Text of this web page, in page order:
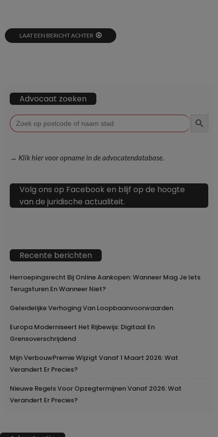
LAAT EEN BERICHT ACHTER
Advocaat zoeken
Zoek
naar:
→ Klik hier voor opname in de advocatendatabase.
Volg ons op Facebook en blijf op de hoogte
van de juridische actualiteit.
Recente berichten
Herroepingsrecht Bij Online Aankopen: Wanneer Mag Je Iets
Terugsturen En Wanneer Niet?
Geleidelijke Verhoging Van Loopbaanvoorwaarden
Europa Moderniseert Het Rijbewijs: Digitaal En
Grensoverschrijdend
Mijn VerbouwPremie Wijzigt Vanaf 1 Maart 2026: Wat
Verandert Er Precies?
Nieuwe Regels Voor Opzegtermijnen Vanaf 2026: Wat
Verandert Er Precies?